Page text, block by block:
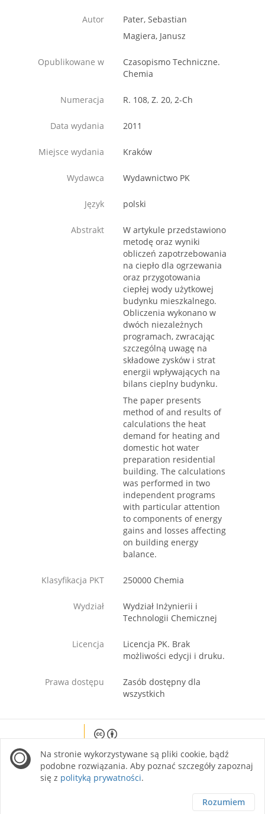
Autor
Pater, Sebastian
Magiera, Janusz
Opublikowane w
Czasopismo Techniczne.
Chemia
Numeracja R. 108, Z. 20, 2-Ch
Data wydania 2011
Miejsce wydania Kraków
Wydawca Wydawnictwo PK
Język polski
Abstrakt
W artykule przedstawiono
metodę oraz wyniki
obliczeń zapotrzebowania
na ciepło dla ogrzewania
oraz przygotowania
ciepłej wody użytkowej
budynku mieszkalnego.
Obliczenia wykonano w
dwóch niezależnych
programach, zwracając
szczególną uwagę na
składowe zysków i strat
energii wpływających na
bilans cieplny budynku.
The paper presents
method of and results of
calculations the heat
demand for heating and
domestic hot water
preparation residential
building. The calculations
was performed in two
independent programs
with particular attention
to components of energy
gains and losses affecting
on building energy
balance.
Klasyfikacja PKT 250000 Chemia
Wydział
Wydział Inżynierii i
Technologii Chemicznej
Licencja
Licencja PK. Brak
możliwości edycji i druku.
Prawa dostępu
Zasób dostępny dla
wszystkich
site is licensed under a Creative Commons
Attribution 4.0 International license.
Na stronie wykorzystywane są pliki cookie, bądź
podobne rozwiązania. Aby poznać szczegóły zapoznaj
się z polityką prywatności.
Rozumiem